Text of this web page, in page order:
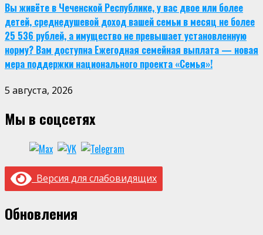
Вы живёте в Чеченской Республике, у вас двое или более
детей, среднедушевой доход вашей семьи в месяц не более
25 536 рублей, а имущество не превышает установленную
норму? Вам доступна Ежегодная семейная выплата — новая
мера поддержки национального проекта «Семья»!
5 августа, 2026
Мы в соцсетях
Версия для слабовидящих
Обновления